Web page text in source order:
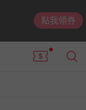
點我領券